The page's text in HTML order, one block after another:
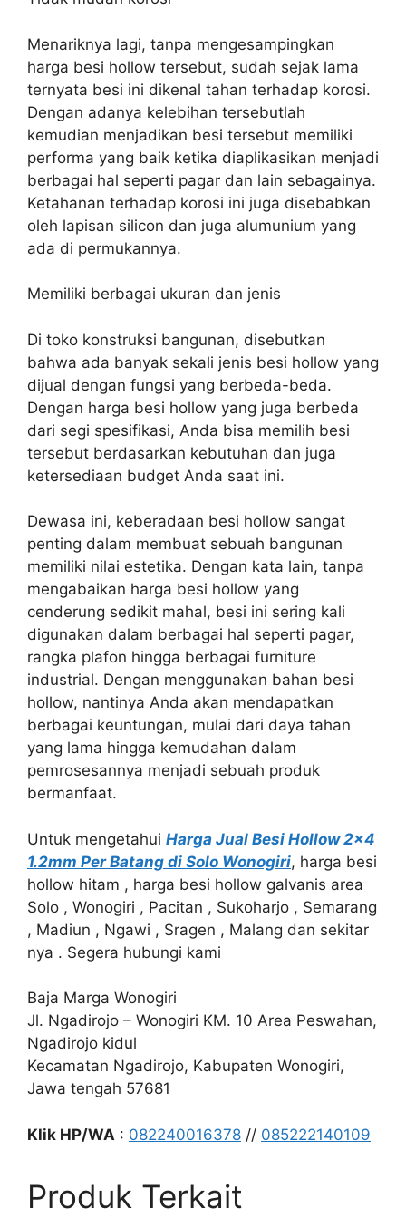
Menariknya lagi, tanpa mengesampingkan
harga besi hollow tersebut, sudah sejak lama
ternyata besi ini dikenal tahan terhadap korosi.
Dengan adanya kelebihan tersebutlah
kemudian menjadikan besi tersebut memiliki
performa yang baik ketika diaplikasikan menjadi
berbagai hal seperti pagar dan lain sebagainya.
Ketahanan terhadap korosi ini juga disebabkan
oleh lapisan silicon dan juga alumunium yang
ada di permukannya.
Memiliki berbagai ukuran dan jenis
Di toko konstruksi bangunan, disebutkan
bahwa ada banyak sekali jenis besi hollow yang
dijual dengan fungsi yang berbeda-beda.
Dengan harga besi hollow yang juga berbeda
dari segi spesifikasi, Anda bisa memilih besi
tersebut berdasarkan kebutuhan dan juga
ketersediaan budget Anda saat ini.
Dewasa ini, keberadaan besi hollow sangat
penting dalam membuat sebuah bangunan
memiliki nilai estetika. Dengan kata lain, tanpa
mengabaikan harga besi hollow yang
cenderung sedikit mahal, besi ini sering kali
digunakan dalam berbagai hal seperti pagar,
rangka plafon hingga berbagai furniture
industrial. Dengan menggunakan bahan besi
hollow, nantinya Anda akan mendapatkan
berbagai keuntungan, mulai dari daya tahan
yang lama hingga kemudahan dalam
pemrosesannya menjadi sebuah produk
bermanfaat.
Untuk mengetahui Harga Jual Besi Hollow 2×4
1.2mm Per Batang di Solo Wonogiri, harga besi
hollow hitam , harga besi hollow galvanis area
Solo , Wonogiri , Pacitan , Sukoharjo , Semarang
, Madiun , Ngawi , Sragen , Malang dan sekitar
nya . Segera hubungi kami
Baja Marga Wonogiri
Jl. Ngadirojo – Wonogiri KM. 10 Area Peswahan,
Ngadirojo kidul
Kecamatan Ngadirojo, Kabupaten Wonogiri,
Jawa tengah 57681
Klik HP/WA : 082240016378 // 085222140109
Produk Terkait